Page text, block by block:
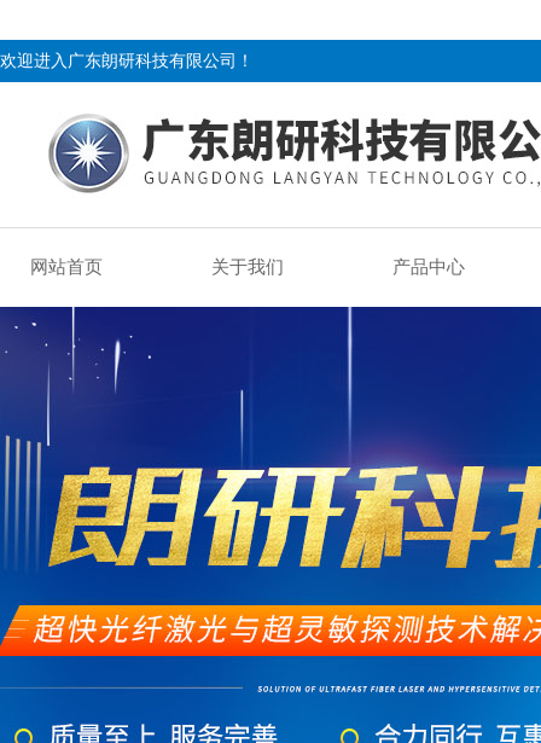
欢迎进入广东朗研科技有限公司！
网站首页 关于我们 产品中心